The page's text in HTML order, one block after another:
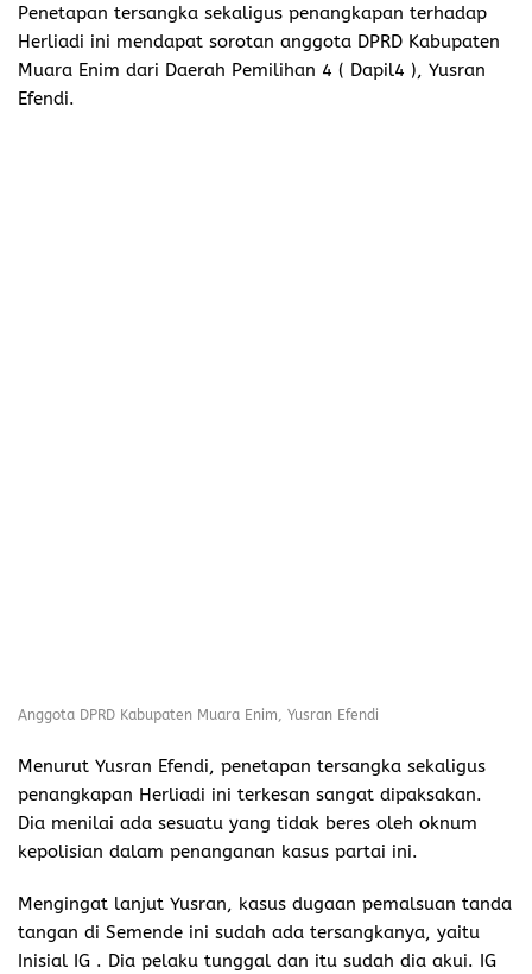
Penetapan tersangka sekaligus penangkapan terhadap
Herliadi ini mendapat sorotan anggota DPRD Kabupaten
Muara Enim dari Daerah Pemilihan 4 ( Dapil4 ), Yusran
Efendi.
Anggota DPRD Kabupaten Muara Enim, Yusran Efendi
Menurut Yusran Efendi, penetapan tersangka sekaligus
penangkapan Herliadi ini terkesan sangat dipaksakan.
Dia menilai ada sesuatu yang tidak beres oleh oknum
kepolisian dalam penanganan kasus partai ini.
Mengingat lanjut Yusran, kasus dugaan pemalsuan tanda
tangan di Semende ini sudah ada tersangkanya, yaitu
Inisial IG . Dia pelaku tunggal dan itu sudah dia akui. IG